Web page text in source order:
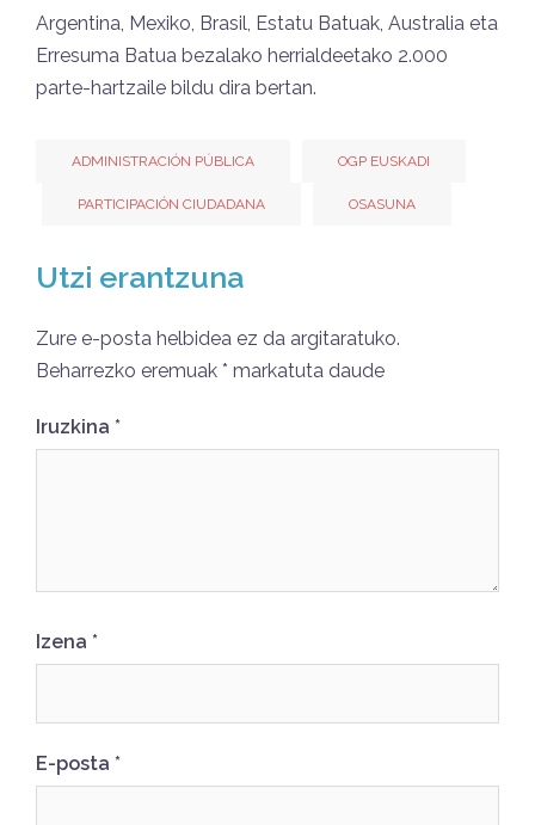
Argentina, Mexiko, Brasil, Estatu Batuak, Australia eta
Erresuma Batua bezalako herrialdeetako 2.000
parte-hartzaile bildu dira bertan.
ADMINISTRACIÓN PÚBLICA OGP EUSKADI
PARTICIPACIÓN CIUDADANA OSASUNA
Utzi erantzuna
Zure e-posta helbidea ez da argitaratuko.
Beharrezko eremuak * markatuta daude
Iruzkina *
Izena *
E-posta *